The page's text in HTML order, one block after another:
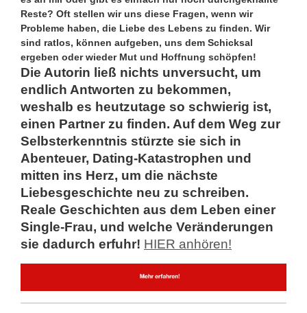
Reste? Oft stellen wir uns diese Fragen, wenn wir
Probleme haben, die Liebe des Lebens zu finden. Wir
sind ratlos, können aufgeben, uns dem Schicksal
ergeben oder wieder Mut und Hoffnung schöpfen!
Die Autorin ließ nichts unversucht, um
endlich Antworten zu bekommen,
weshalb es heutzutage so schwierig ist,
einen Partner zu finden. Auf dem Weg zur
Selbsterkenntnis stürzte sie sich in
Abenteuer, Dating-Katastrophen und
mitten ins Herz, um die nächste
Liebesgeschichte neu zu schreiben.
Reale Geschichten aus dem Leben einer
Single-Frau, und welche Veränderungen
sie dadurch erfuhr! HIER anhören!